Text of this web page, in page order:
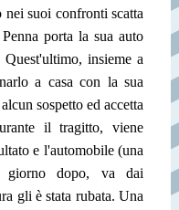
suoi confronti scatta
porta la sua auto
insieme a
a casa con la sua
sospetto ed accetta
il tragitto, viene
e l'automobile (una
giorno dopo, va dai
gli è stata rubata. Una